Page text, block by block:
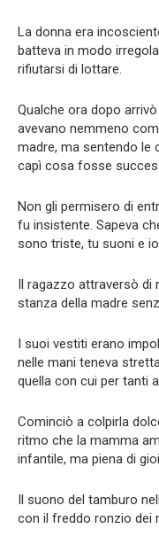
La donna era
batteva in modo
rifiutarsi di lottare.
Qualche ora dopo
avevano nemmeno
madre, ma sentendo le
capì cosa fosse
Non gli permisero di
fu insistente. Sapeva
sono triste, tu suoni e
Il ragazzo attraversò di
stanza della madre
I suoi vestiti erano
nelle mani teneva
quella con cui per tanti
Cominciò a colpirla
ritmo che la mamma
infantile, ma piena di
Il suono del tamburo
con il freddo ronzio dei